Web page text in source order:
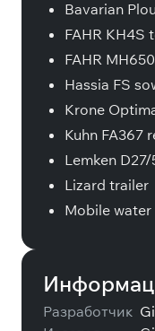
Bavarian
FAHR KH4S
FAHR
Hassia FS
Krone
Kuhn FA367
Lemken
Lizard trailer
Mobile water
Разработчик